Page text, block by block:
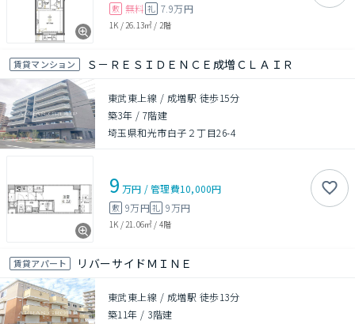
敷 無料 礼 7.9万円
1K / 26.13㎡ / 2階
賃貸マンション Ｓ－ＲＥＳＩＤＥＮＣＥ成増ＣＬＡＩＲ
東武東上線 / 成増駅 徒歩15分
築3年 / 7階建
埼玉県和光市白子２丁目26-4
9 万円 /管理費10,000円
敷 9万円礼 9万円
1K / 21.06㎡ / 4階
賃貸アパート リバーサイドＭＩＮＥ
東武東上線 / 成増駅 徒歩13分
築11年 / 3階建